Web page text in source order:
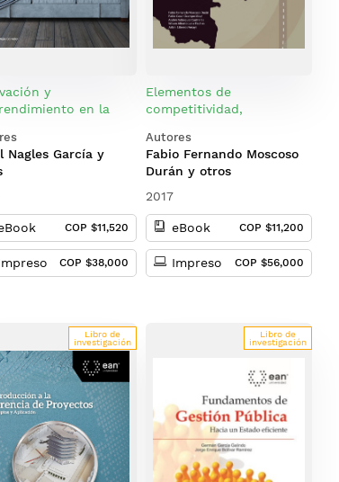
y
en la
Nagles García y
COP $11,520
COP $38,000
Elementos de
competitividad,
de abastecimiento para
Colombia
Autores
Fabio Fernando Moscoso
Durán y otros
2017
eBook COP $11,200
Impreso COP $56,000
Libro de
investigación
Libro de
investigación